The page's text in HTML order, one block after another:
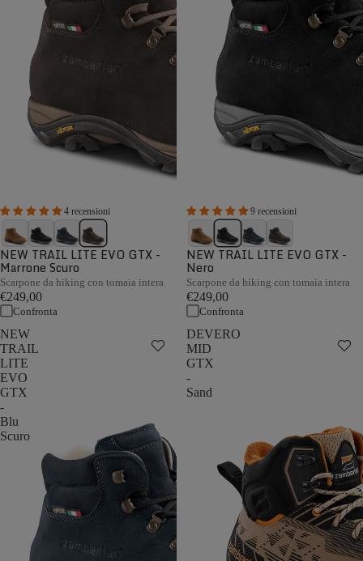
4 recensioni
NEW TRAIL LITE EVO GTX -
Marrone Scuro
Scarpone da hiking con tomaia intera
€249,00
Confronta
9 recensioni
NEW TRAIL LITE EVO GTX -
Nero
Scarpone da hiking con tomaia intera
€249,00
Confronta
NEW
TRAIL
LITE
EVO
GTX
-
Blu
Scuro
DEVERO
MID
GTX
-
Sand